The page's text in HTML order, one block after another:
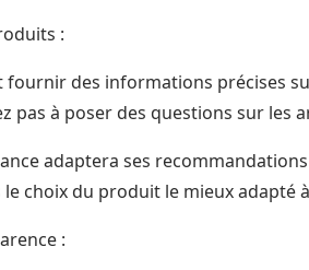
:
fournir des informations précises
pas à poser des questions sur les
adaptera ses
choix du produit le mieux adapté
: